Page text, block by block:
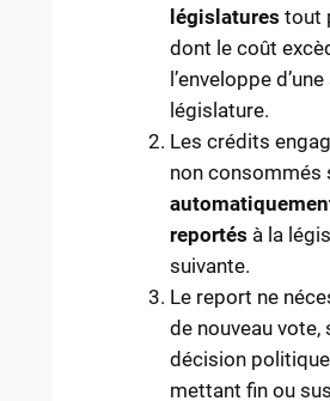
législaturestout
dont le coût
l’enveloppe
législature.
Les crédits
non consommés
reportés à la
suivante.
Le report ne
de nouveau vote,
décision
mettant fin ou